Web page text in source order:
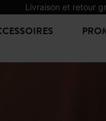
Livraison et retour